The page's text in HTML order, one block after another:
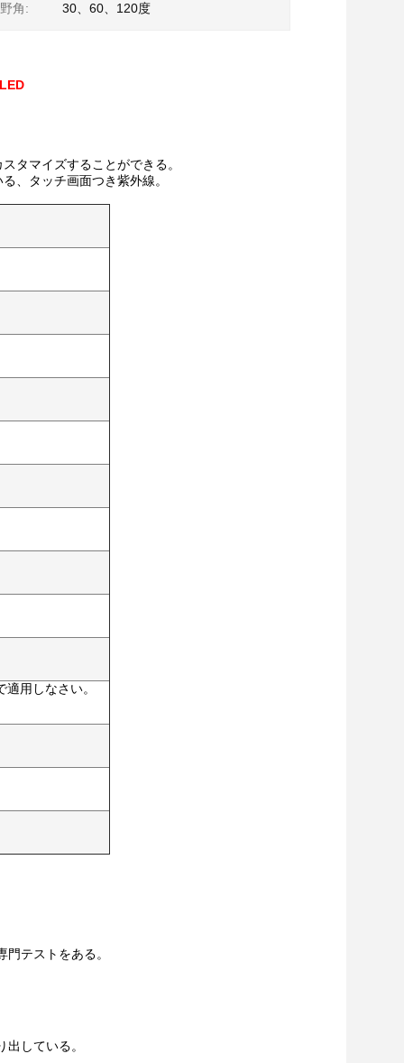
角: 30、60、120度
タマイズすることができる。
、タッチ画面つき紫外線。
用しなさい。
テストをある。
している。